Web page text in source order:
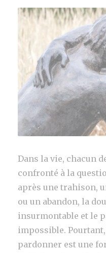
Dans la vie, chacun
confronté à la
après une trahison,
ou un abandon, la
insurmontable et le
impossible.
pardonner est une